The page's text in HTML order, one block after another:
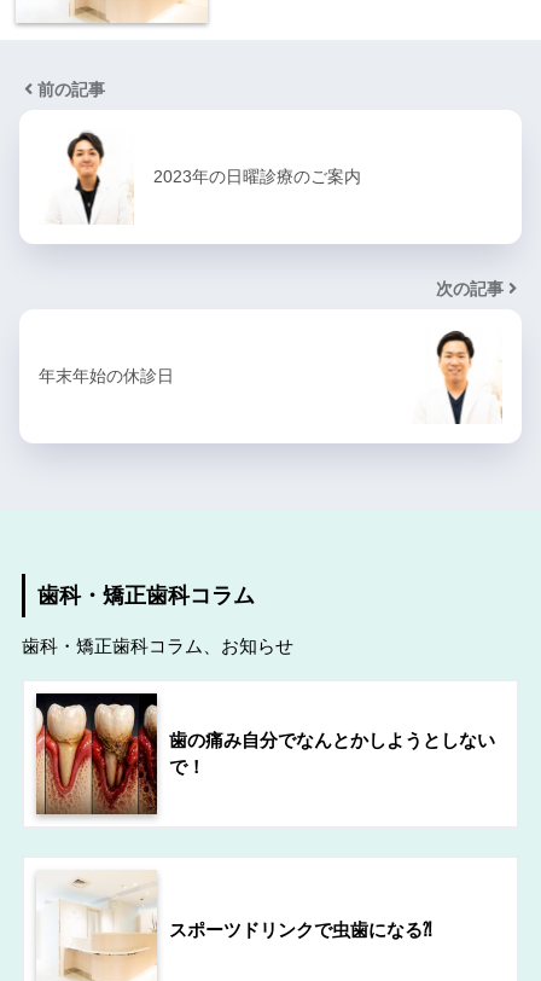
前の記事
2023年の日曜診療のご案内
次の記事
年末年始の休診日
歯科・矯正歯科コラム
歯科・矯正歯科コラム、お知らせ
歯の痛み自分でなんとかしようとしない
で！
スポーツドリンクで虫歯になる⁈